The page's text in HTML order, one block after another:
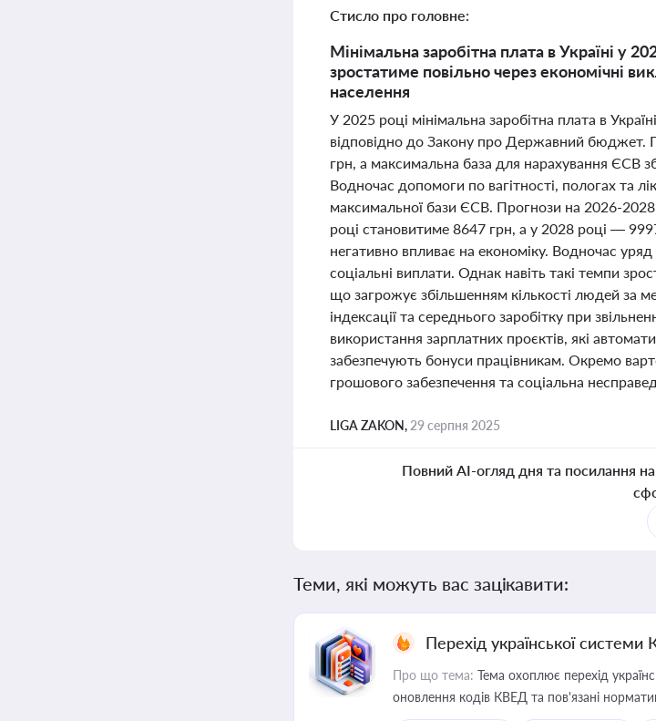
Стисло про головне:
Мінімальна заробітна плата в Україні у
зростатиме повільно через економічні
населення
У 2025 році мінімальна заробітна плата в
відповідно до Закону про Державний бюджет.
грн, а максимальна база для нарахування ЄСВ
Водночас допомоги по вагітності, пологах та
максимальної бази ЄСВ. Прогнози на 2026-2028
році становитиме 8647 грн, а у 2028 році —
негативно впливає на економіку. Водночас
соціальні виплати. Однак навіть такі темпи
що загрожує збільшенням кількості людей за
індексації та середнього заробітку при
використання зарплатних проєктів, які
забезпечують бонуси працівникам. Окремо
грошового забезпечення та соціальна
LIGA ZAKON, 29 серпня 2025
Повний AI-огляд дня та посилання на
Теми, які можуть вас зацікавити:
Перехід української
Про що тема: Тема охоплює перехід
оновлення кодів КВЕД та пов'язані